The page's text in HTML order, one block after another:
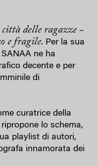
delle ragazze –
e fragile. Per la sua
ne ha
decente e per
di
curatrice della
lo schema,
playlist di autori,
innamorata dei